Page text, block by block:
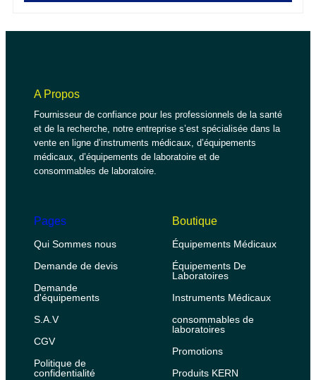
A Propos
Fournisseur de confiance pour les professionnels de la santé
et de la recherche, notre entreprise s’est spécialisée dans la
vente en ligne d’instruments médicaux, d’équipements
médicaux, d’équipements de laboratoire et de
consommables de laboratoire.
Pages
Qui Sommes nous
Demande de devis
Demande
d'équipements
S.A.V
CGV
Politique de
confidentialité
Boutique
Équipements Médicaux
Équipements De
Laboratoires
Instruments Médicaux
consommables de
laboratoires
Promotions
Produits KERN